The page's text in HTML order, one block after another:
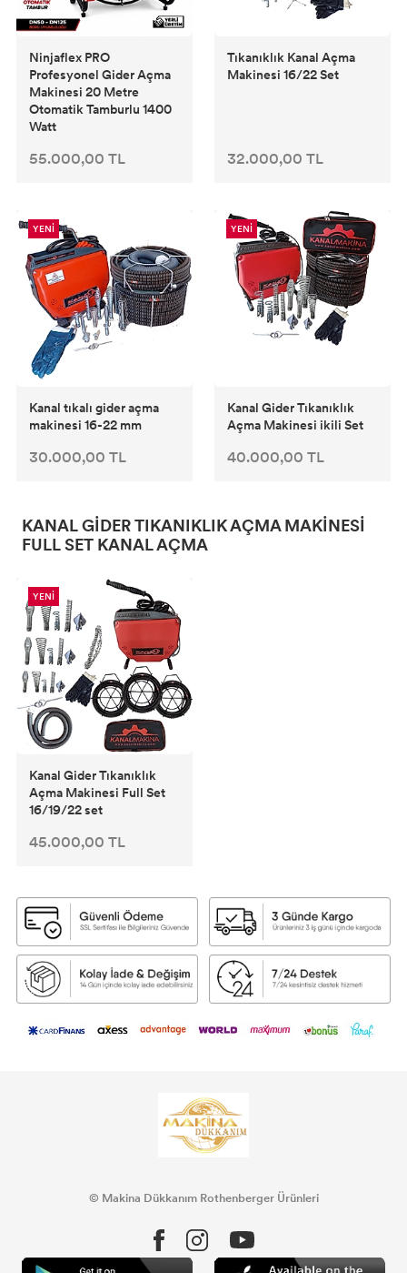
Ninjaflex PRO
Profesyonel Gider Açma
Makinesi 20 Metre
Otomatik Tamburlu 1400
Watt
55.000,00 TL
Tıkanıklık Kanal Açma
Makinesi 16/22 Set
32.000,00 TL
YENİ
Kanal tıkalı gider açma
makinesi 16-22 mm
30.000,00 TL
YENİ
Kanal Gider Tıkanıklık
Açma Makinesi ikili Set
40.000,00 TL
KANAL GIDER TIKANIKLIK AÇMA MAKINESI
FULL SET KANAL AÇMA
YENİ
Kanal Gider Tıkanıklık
Açma Makinesi Full Set
16/19/22 set
45.000,00 TL
© Makina Dükkanım Rothenberger Ürünleri